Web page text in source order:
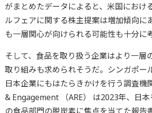
がまとめたデータによると、米国におけ
ルフェアに関する株主提案は増加傾向に
も一層関心が向けられる可能性も十分に
そして、食品を取り扱う企業はより一層
取り組みも求められそうだ。シンガポー
日本企業にもはたらきかけを行う調査機
& Engagement （ARE） は2023年、日
の食品部門の脱炭素に焦点を当てた報告